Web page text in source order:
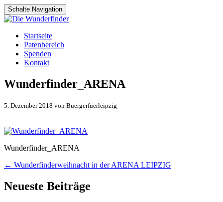
Schalte Navigation
Zum
Inhalt
springen
Startseite
Patenbereich
Spenden
Kontakt
Wunderfinder_ARENA
5. Dezember 2018 von Buergerfuerleipzig
Wunderfinder_ARENA
Artikel-
Navigation
← Wunderfinderweihnacht in der ARENA LEIPZIG
Neueste Beiträge